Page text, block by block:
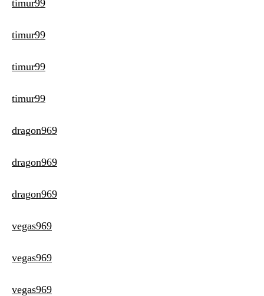
timur99
timur99
timur99
timur99
dragon969
dragon969
dragon969
vegas969
vegas969
vegas969